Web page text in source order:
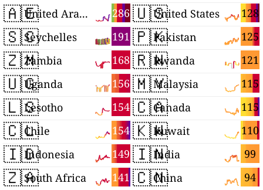
🇦🇪 286
United Arab Emirates
🇸🇨 191
Seychelles
🇿🇲 168
Zambia
🇺🇬 156
Uganda
🇱🇸 154
Lesotho
🇨🇱 154
Chile
🇮🇩 149
Indonesia
🇿🇦 141
South Africa
🇺🇸 128
United States
🇵🇰 125
Pakistan
🇷🇼 121
Rwanda
🇲🇾 115
Malaysia
🇨🇦 115
Canada
🇰🇼 110
Kuwait
🇮🇳 99
India
🇨🇳 94
China